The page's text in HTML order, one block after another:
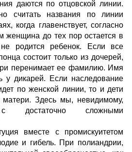
даются по отцовской линии.
считать названия по линии
когда главенствует, согласно
женщина до тех пор остается в
родится ребенок. Если все
состоит только из дочерей,
перенимает ее фамилию. Имя
у дикарей. Если наследование
по женской линии, то и дети
Здесь мы, невидимому,
сложными
вместе с промискуитетом
и гибель. При полиандрии,